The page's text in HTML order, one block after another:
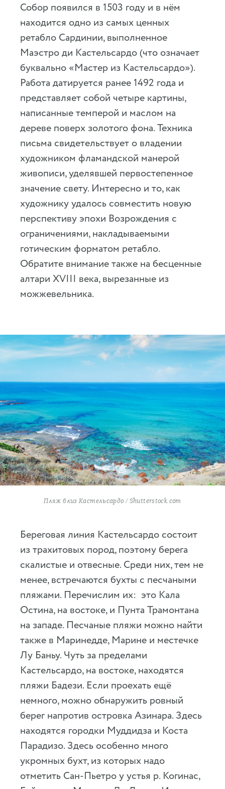
Собор появился в 1503 году и в нём
находится одно из самых ценных
ретабло Сардинии, выполненное
Маэстро ди Кастельсардо (что означает
буквально «Мастер из Кастельсардо»).
Работа датируется ранее 1492 года и
представляет собой четыре картины,
написанные темперой и маслом на
дереве поверх золотого фона. Техника
письма свидетельствует о владении
художником фламандской манерой
живописи, уделявшей первостепенное
значение свету. Интересно и то, как
художнику удалось совместить новую
перспективу эпохи Возрождения с
ограничениями, накладываемыми
готическим форматом ретабло.
Обратите внимание также на бесценные
алтари XVIII века, вырезанные из
можжевельника.
Пляж близ Кастельсардо / Shutterstock.com
Береговая линия Кастельсардо состоит
из трахитовых пород, поэтому берега
скалистые и отвесные. Среди них, тем не
менее, встречаются бухты с песчаными
пляжами. Перечислим их: это Кала
Остина, на востоке, и Пунта Трамонтана
на западе. Песчаные пляжи можно найти
также в Маринедде, Марине и местечке
Лу Баньу. Чуть за пределами
Кастельсардо, на востоке, находятся
пляжи Бадези. Если проехать ещё
немного, можно обнаружить ровный
берег напротив островка Азинара. Здесь
находятся городки Муддидза и Коста
Парадизо. Здесь особенно много
укромных бухт, из которых надо
отметить Сан-Пьетро у устья р. Когинас,